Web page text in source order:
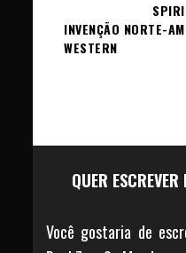
INVENÇÃO NORTE-
WESTERN
QUER
Você gostaria de